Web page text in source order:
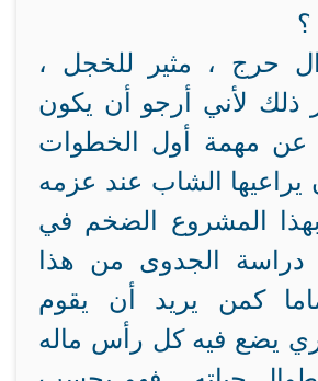
؟
حرج ، مثير للخجل ،
ذلك لأني أرجو أن يكون
عن مهمة أول الخطوات
يراعيها الشاب عند عزمه
المشروع الضخم في
دراسة الجدوى من هذا
كمن يريد أن يقوم
يضع فيه كل رأس ماله